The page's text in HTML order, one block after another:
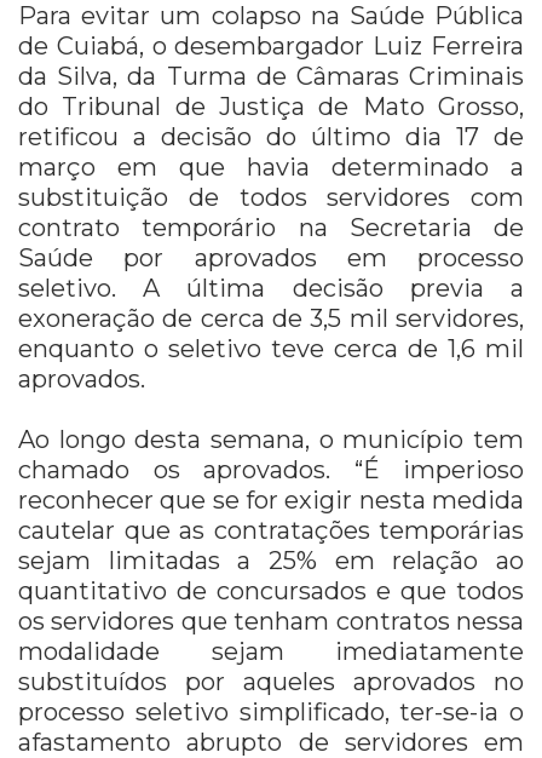
Para evitar um colapso na Saúde Pública
de Cuiabá, o desembargador Luiz Ferreira
da Silva, da Turma de Câmaras Criminais
do Tribunal de Justiça de Mato Grosso,
retificou a decisão do último dia 17 de
março em que havia determinado a
substituição de todos servidores com
contrato temporário na Secretaria de
Saúde por aprovados em processo
seletivo. A última decisão previa a
exoneração de cerca de 3,5 mil servidores,
enquanto o seletivo teve cerca de 1,6 mil
aprovados.
Ao longo desta semana, o município tem
chamado os aprovados. “É imperioso
reconhecer que se for exigir nesta medida
cautelar que as contratações temporárias
sejam limitadas a 25% em relação ao
quantitativo de concursados e que todos
os servidores que tenham contratos nessa
modalidade sejam imediatamente
substituídos por aqueles aprovados no
processo seletivo simplificado, ter-se-ia o
afastamento abrupto de servidores em